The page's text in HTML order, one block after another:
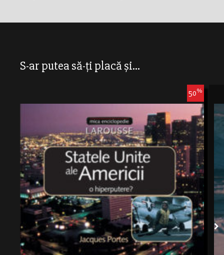
S-ar putea să-ți placă și...
50%